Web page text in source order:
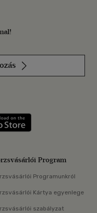
Szerezd meg: Google
Program
Programunkról
Kártya egyenlege
szabályzat